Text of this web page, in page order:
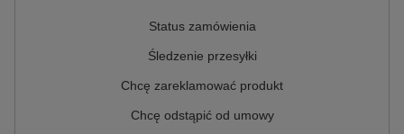
Status zamówienia
Śledzenie przesyłki
Chcę zareklamować produkt
Chcę odstąpić od umowy